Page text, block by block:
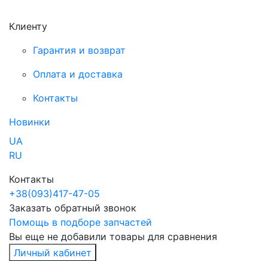
Клиенту
Гарантия и возврат
Оплата и доставка
Контакты
Новинки
UA
RU
Контакты
+38(093)417-47-05
Заказать обратный звонок
Помощь в подборе запчастей
Вы еще не добавили товары для сравнения
Личный кабинет